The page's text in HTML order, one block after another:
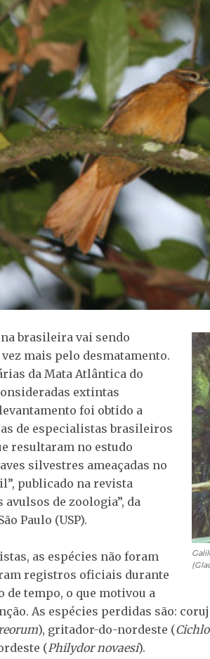
brasileira vai sendo
mais pelo desmatamento.
da Mata Atlântica do
extintas
foi obtido a
de especialistas brasileiros
resultaram no estudo
silvestres ameaçadas no
publicado na revista
de zoologia”, da
Paulo (USP).
as espécies não foram
registros oficiais durante
de tempo, o que motivou a
As espécies perdidas são:
), gritador-do-nordeste (
(Philydor novaesi).